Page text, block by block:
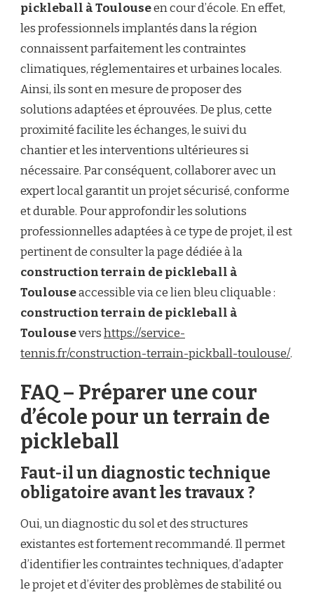
pickleball à Toulouseen cour d’école. En effet,
les professionnels implantés dans la région
connaissent parfaitement les contraintes
climatiques, réglementaires et urbaines locales.
Ainsi, ils sont en mesure de proposer des
solutions adaptées et éprouvées. De plus, cette
proximité facilite les échanges, le suivi du
chantier et les interventions ultérieures si
nécessaire. Par conséquent, collaborer avec un
expert local garantit un projet sécurisé, conforme
et durable. Pour approfondir les solutions
professionnelles adaptées à ce type de projet, il est
pertinent de consulter la page dédiée à la
construction terrain de pickleball à
Toulouseaccessible via ce lien bleu cliquable :
construction terrain de pickleball à
Toulousevershttps://service-
tennis.fr/construction-terrain-pickball-toulouse/.
FAQ – Préparer une cour
d’école pour un terrain de
pickleball
Faut-il un diagnostic technique
obligatoire avant les travaux ?
Oui, un diagnostic du sol et des structures
existantes est fortement recommandé. Il permet
d’identifier les contraintes techniques, d’adapter
le projet et d’éviter des problèmes de stabilité ou